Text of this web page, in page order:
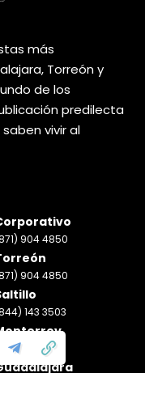
más
Torreón y
de los
predilecta
vivir al
904 4850
904 4850
143 3503
(81) 2188 0412